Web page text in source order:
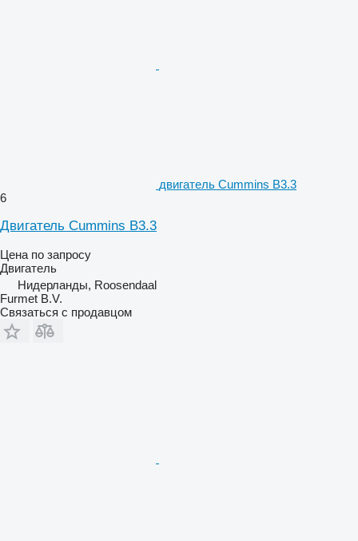
двигатель Cummins B3.3
6
Двигатель Cummins B3.3
Цена по запросу
Двигатель
Нидерланды, Roosendaal
Furmet B.V.
Связаться с продавцом